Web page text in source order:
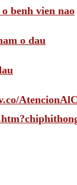
benh vien nao
o dau